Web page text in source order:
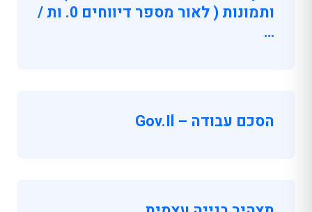
ותמונות ( לאור מספר דיווחים 0. ות /
…
הסכם עבודה – Gov.il